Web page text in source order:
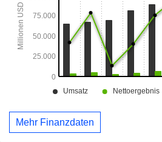
Mehr Finanzdaten